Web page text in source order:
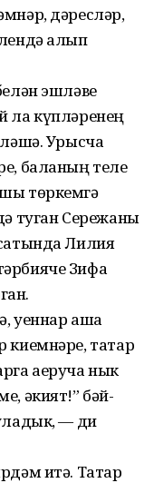
дәресләр,
алып
эшләве
ла күп­ләренең
Урысча
бала­ның теле
төркемгә
туган Сережаны
Лилия
Зифа
уеннар аша
киемнәре, татар
аеруча нык
әкият!” бәй­
— ди
итә. Татар